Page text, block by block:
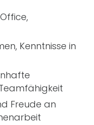
Kenntnisse in
Freude an